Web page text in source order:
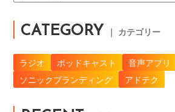
CATEGORY ｜ カテゴリー
ラジオ ポッドキャスト 音声アプリ
ソニックブランディング
アドテク